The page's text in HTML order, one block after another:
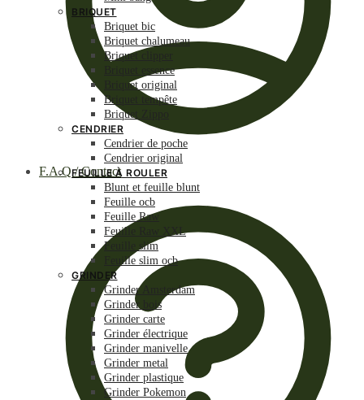
F.A.Q / Contact
BRIQUET
Briquet bic
Briquet chalumeau
Briquet clipper
Briquet essence
Briquet original
Briquet tempête
Briquet Zippo
CENDRIER
Cendrier de poche
Cendrier original
FEUILLE À ROULER
Blunt et feuille blunt
Feuille ocb
Feuille Raw
Feuille Raw XXL
Feuille slim
Feuille slim ocb
GRINDER
Grinder Amsterdam
Grinder bois
Grinder carte
Grinder électrique
Grinder manivelle
Grinder metal
Grinder plastique
Grinder Pokemon